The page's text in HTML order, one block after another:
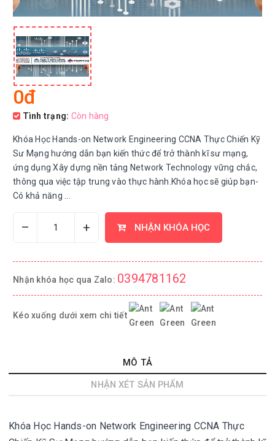
0đ
Tình trạng: Còn hàng
Khóa Học Hands-on Network Engineering CCNA Thực Chiến Kỹ
Sư Mạng hướng dẫn bạn kiến thức để trở thành kĩ sư mạng,
ứng dụng Xây dựng nền tảng Network Technology vững chắc,
thông qua việc tập trung vào thực hành.Khóa học sẽ giúp bạn-
Có khả năng ...
– + NHẬN KHÓA HỌC
Nhận khóa học qua Zalo: 0394781162
Kéo xuống dưới xem chi tiết
MÔ TẢ
NHẬN XÉT SẢN PHẨM
Khóa Học Hands-on Network Engineering CCNA Thực